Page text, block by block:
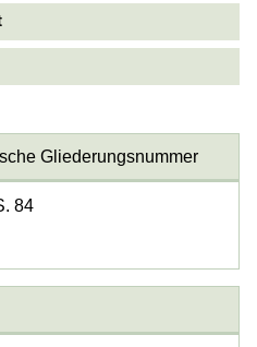
Gliederungsnummer
84